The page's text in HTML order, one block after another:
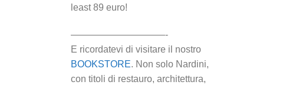
least 89 euro!
——————————-
E ricordatevi di visitare il nostro
BOOKSTORE. Non solo Nardini,
con titoli di restauro, architettura,